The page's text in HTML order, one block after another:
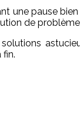
une pause
de